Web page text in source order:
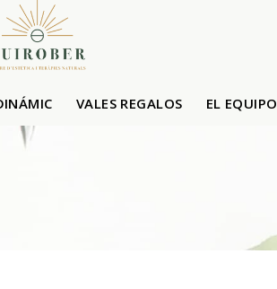
VALES REGALOS EL EQUIPO